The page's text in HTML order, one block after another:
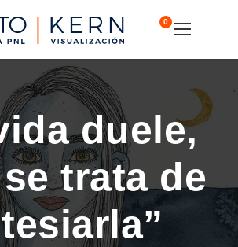
0
duele,
trata de